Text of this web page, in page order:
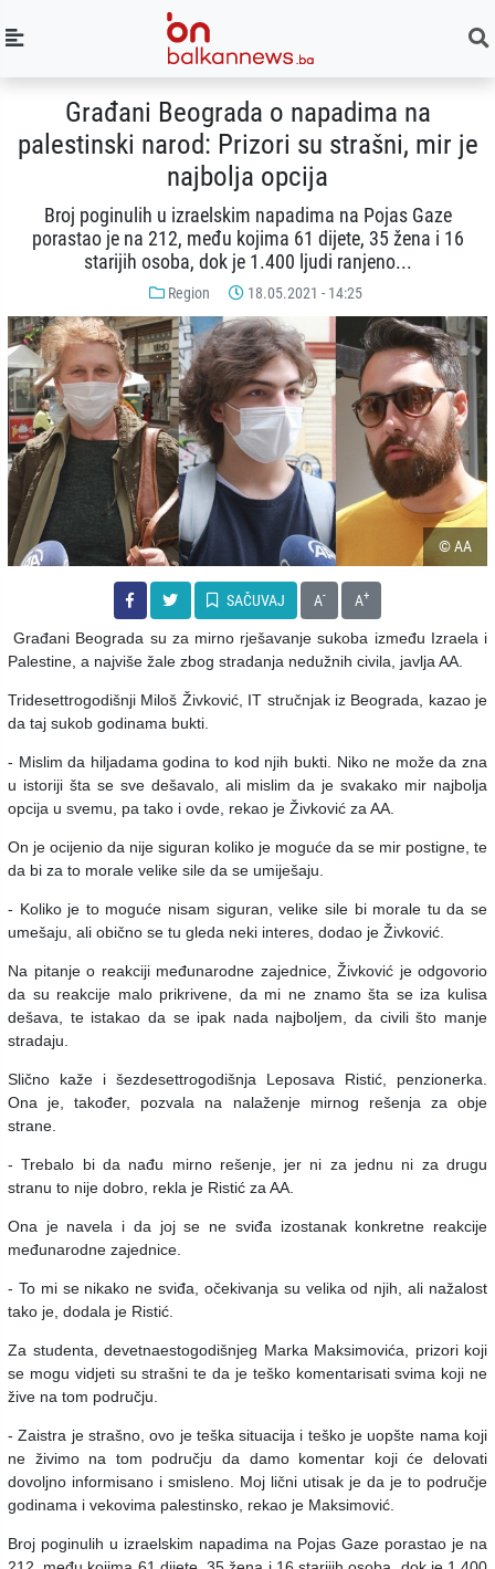
Građani Beograda o napadima na
palestinski narod: Prizori su strašni, mir je
najbolja opcija
Broj poginulih u izraelskim napadima na Pojas Gaze
porastao je na 212, među kojima 61 dijete, 35 žena i 16
starijih osoba, dok je 1.400 ljudi ranjeno...
Region 18.05.2021 - 14:25
© AA
SAČUVAJ A- A+
Građani Beograda su za mirno rješavanje sukoba između Izraela i
Palestine, a najviše žale zbog stradanja nedužnih civila, javlja AA.
Tridesettrogodišnji Miloš Živković, IT stručnjak iz Beograda, kazao je
da taj sukob godinama bukti.
- Mislim da hiljadama godina to kod njih bukti. Niko ne može da zna
u istoriji šta se sve dešavalo, ali mislim da je svakako mir najbolja
opcija u svemu, pa tako i ovde, rekao je Živković za AA.
On je ocijenio da nije siguran koliko je moguće da se mir postigne, te
da bi za to morale velike sile da se umiješaju.
- Koliko je to moguće nisam siguran, velike sile bi morale tu da se
umešaju, ali obično se tu gleda neki interes, dodao je Živković.
Na pitanje o reakciji međunarodne zajednice, Živković je odgovorio
da su reakcije malo prikrivene, da mi ne znamo šta se iza kulisa
dešava, te istakao da se ipak nada najboljem, da civili što manje
stradaju.
Slično kaže i šezdesettrogodišnja Leposava Ristić, penzionerka.
Ona je, također, pozvala na nalaženje mirnog rešenja za obje
strane.
- Trebalo bi da nađu mirno rešenje, jer ni za jednu ni za drugu
stranu to nije dobro, rekla je Ristić za AA.
Ona je navela i da joj se ne sviđa izostanak konkretne reakcije
međunarodne zajednice.
- To mi se nikako ne sviđa, očekivanja su velika od njih, ali nažalost
tako je, dodala je Ristić.
Za studenta, devetnaestogodišnjeg Marka Maksimovića, prizori koji
se mogu vidjeti su strašni te da je teško komentarisati svima koji ne
žive na tom području.
- Zaistra je strašno, ovo je teška situacija i teško je uopšte nama koji
ne živimo na tom području da damo komentar koji će delovati
dovoljno informisano i smisleno. Moj lični utisak je da je to područje
godinama i vekovima palestinsko, rekao je Maksimović.
Broj poginulih u izraelskim napadima na Pojas Gaze porastao je na